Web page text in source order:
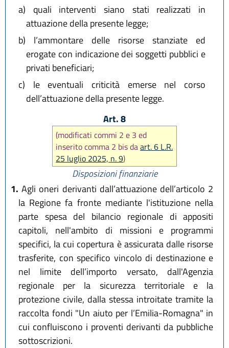
a) quali interventi siano stati realizzati in
attuazione della presente legge;
b) l’ammontare delle risorse stanziate ed
erogate con indicazione dei soggetti pubblici e
privati beneficiari;
c) le eventuali criticità emerse nel corso
dell’attuazione della presente legge.
Art. 8
(modificati commi 2 e 3 ed
inserito comma 2 bis daart. 6 L.R.
25 luglio 2025, n. 9)
Disposizioni finanziarie
1. Agli oneri derivanti dall’attuazione dell’articolo 2
la Regione fa fronte mediante l'istituzione nella
parte spesa del bilancio regionale di appositi
capitoli, nell'ambito di missioni e programmi
specifici, la cui copertura è assicurata dalle risorse
trasferite, con specifico vincolo di destinazione e
nel limite dell’importo versato, dall'Agenzia
regionale per la sicurezza territoriale e la
protezione civile, dalla stessa introitate tramite la
raccolta fondi "Un aiuto per l’Emilia-Romagna" in
cui confluiscono i proventi derivanti da pubbliche
sottoscrizioni.